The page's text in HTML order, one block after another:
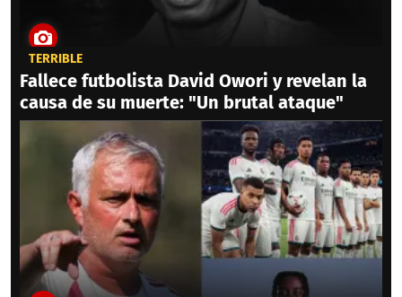
TERRIBLE
Fallece futbolista David Owori y revelan la
causa de su muerte: "Un brutal ataque"